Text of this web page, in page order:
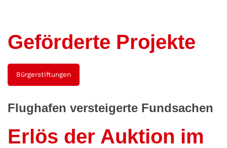
Geförderte Projekte
Bürgerstiftungen
Flughafen versteigerte Fundsachen
Erlös der Auktion im